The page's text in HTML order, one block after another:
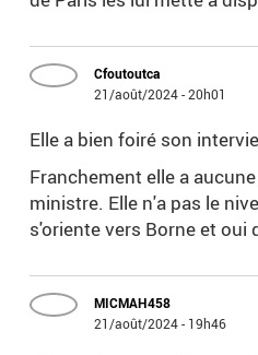
Cfoutoutca
21/août/2024 - 20h01
Elle a bien foiré son
Franchement elle a
ministre. Elle n'a pas le
s'oriente vers Borne et oui
MICMAH458
21/août/2024 - 19h46